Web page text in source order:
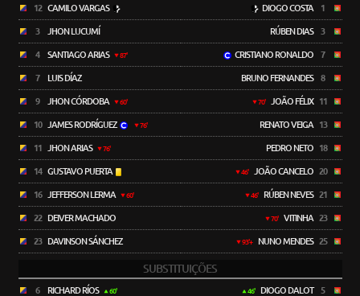
12 CAMILO VARGAS
3 JHON LUCUMÍ
4 SANTIAGO ARIAS 87'
7 LUIS DÍAZ
9 JHON CÓRDOBA 60'
10 JAMES RODRÍGUEZ 76'
11 JHON ARIAS 76'
14 GUSTAVO PUERTA
16 JEFFERSON LERMA 60'
22 DEIVER MACHADO
23 DAVINSON SÁNCHEZ
DIOGO COSTA 1
RÚBEN DIAS 3
CRISTIANO RONALDO 7
BRUNO FERNANDES 8
70' JOÃO FÉLIX 11
RENATO VEIGA 13
PEDRO NETO 18
46' JOÃO CANCELO 20
46' RÚBEN NEVES 21
70' VITINHA 23
93'+ NUNO MENDES 25
SUBSTITUIÇÕES
6 RICHARD RÍOS 60' 46' DIOGO DALOT 5